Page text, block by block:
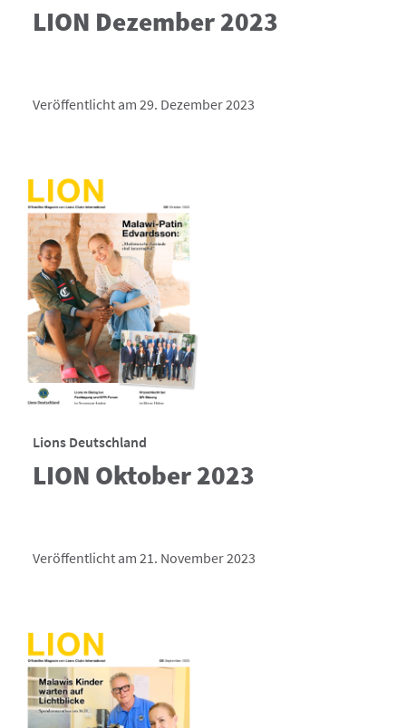
LION Dezember 2023
Veröffentlicht am 29. Dezember 2023
Lions Deutschland
LION Oktober 2023
Veröffentlicht am 21. November 2023